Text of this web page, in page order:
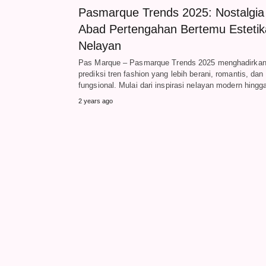
Pasmarque Trends 2025: Nostalgia
Abad Pertengahan Bertemu
Nelayan
Pas Marque – Pasmarque Trends 2025 menghadirkan
prediksi tren fashion yang lebih berani, romantis, dan
fungsional. Mulai dari inspirasi nelayan modern
2 years ago